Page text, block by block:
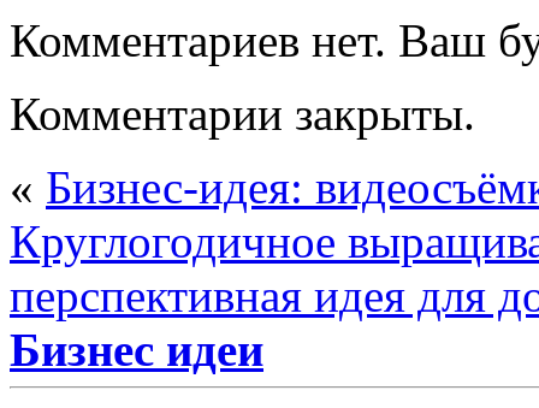
Комментариев нет. Ваш
Комментарии закрыты.
« Бизнес-идея:
Круглогодичное
перспективная идея для
Бизнес идеи